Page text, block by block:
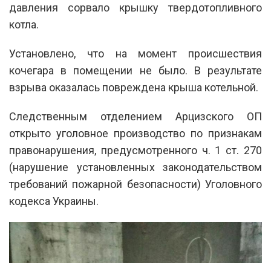
давления сорвало крышку твердотопливного
котла.
Установлено, что на момент происшествия
кочегара в помещении не было. В результате
взрыва оказалась повреждена крыша котельной.
Следственным отделением Арцизского ОП
открыто уголовное производство по признакам
правонарушения, предусмотренного ч. 1 ст. 270
(нарушение установленных законодательством
требований пожарной безопасности) Уголовного
кодекса Украины.